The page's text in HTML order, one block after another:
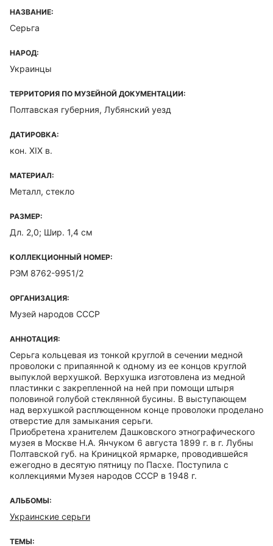
НАЗВАНИЕ:
Серьга
НАРОД:
Украинцы
ТЕРРИТОРИЯ ПО МУЗЕЙНОЙ ДОКУМЕНТАЦИИ:
Полтавская губерния, Лубянский уезд
ДАТИРОВКА:
кон. XIX в.
МАТЕРИАЛ:
Металл, стекло
РАЗМЕР:
Дл. 2,0; Шир. 1,4 см
КОЛЛЕКЦИОННЫЙ НОМЕР:
РЭМ 8762-9951/2
ОРГАНИЗАЦИЯ:
Музей народов СССР
АННОТАЦИЯ:
Серьга кольцевая из тонкой круглой в сечении медной
проволоки с припаянной к одному из ее концов круглой
выпуклой верхушкой. Верхушка изготовлена из медной
пластинки с закрепленной на ней при помощи штыря
половиной голубой стеклянной бусины. В выступающем
над верхушкой расплющенном конце проволоки проделано
отверстие для замыкания серьги.
Приобретена хранителем Дашковского этнографического
музея в Москве Н.А. Янчуком 6 августа 1899 г. в г. Лубны
Полтавской губ. на Криницкой ярмарке, проводившейся
ежегодно в десятую пятницу по Пасхе. Поступила с
коллекциями Музея народов СССР в 1948 г.
АЛЬБОМЫ:
Украинские серьги
ТЕМЫ: